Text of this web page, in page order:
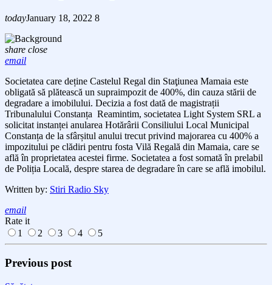
todayJanuary 18, 2022 8
share close
email
Societatea care deține Castelul Regal din Staţiunea Mamaia este
obligată să plătească un supraimpozit de 400%, din cauza stării de
degradare a imobilului. Decizia a fost dată de magistrații
Tribunalului Constanța Reamintim, societatea Light System SRL a
solicitat instanței anularea Hotărârii Consiliului Local Municipal
Constanța de la sfârșitul anului trecut privind majorarea cu 400% a
impozitului pe clădiri pentru fosta Vilă Regală din Mamaia, care se
află în proprietatea acestei firme. Societatea a fost somată în prelabil
de Poliția Locală, despre starea de degradare în care se află imobilul.
Written by: Stiri Radio Sky
email
Rate it
1
2 3 4 5
Previous post